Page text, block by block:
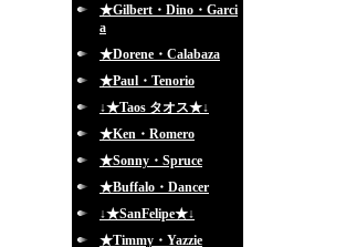
★Gilbert・Dino・Garci
a
★Dorene・Calabaza
★Paul・Tenorio
↓★Taos タオス★↓
★Ken・Romero
★Sonny・Spruce
★Buffalo・Dancer
↓★SanFelipe★↓
★Timmy・Yazzie